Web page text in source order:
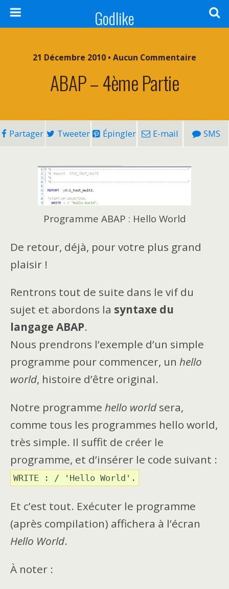
Godlike
21 Décembre 2010 • Aucun Commentaire
ABAP – 4ème Partie
Partager Tweeter Épingler E-mail SMS
Programme ABAP : Hello World
De retour, déjà, pour votre plus grand
plaisir !
Rentrons tout de suite dans le vif du
sujet et abordons la syntaxe du
langage ABAP.
Nous prendrons l’exemple d’un simple
programme pour commencer, un hello
world, histoire d’être original.
Notre programme hello worldsera,
comme tous les programmes hello world,
très simple. Il suffit de créer le
programme, et d’insérer le code suivant :
WRITE : / 'Hello World'.
Et c’est tout. Exécuter le programme
(après compilation) affichera à l’écran
Hello World.
À noter :